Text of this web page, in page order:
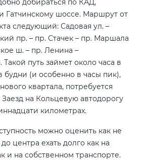
добираться по КАД,
Гатчинскому шоссе. Маршрут от
следующий: Садовая ул. –
пр. – пр. Стачек – пр. Маршала
ш. – пр. Ленина –
путь займет около часа в
будни (и особенно в часы пик),
квартала, потребуется
на Кольцевую автодорогу
километрах.
можно оценить как не
центра ехать долго как на
и на собственном транспорте.